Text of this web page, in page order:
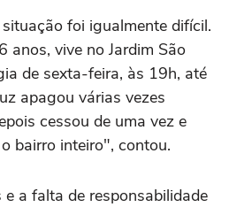
foi igualmente difícil.
anos, vive no Jardim São
de sexta-feira, às 19h, até
apagou várias vezes
cessou de uma vez e
bairro inteiro", contou.
e a falta de responsabilidade